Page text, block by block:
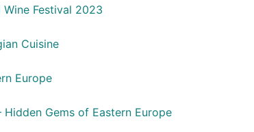
Festival 2023
Cuisine
Europe
Hidden Gems of Eastern Europe